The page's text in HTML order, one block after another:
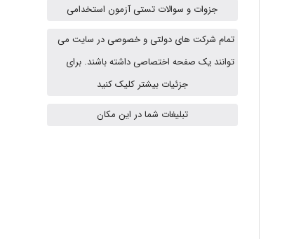
vali
fahimeh sheibani
جزوات و سوالات تستی آزمون استخدامی
تمام شرکت های دولتی و خصوصی در سایت می
توانند یک صفحه اختصاصی داشته باشند. برای
جزئیات بیشتر کلیک کنید
تبلیغات شما در این مکان